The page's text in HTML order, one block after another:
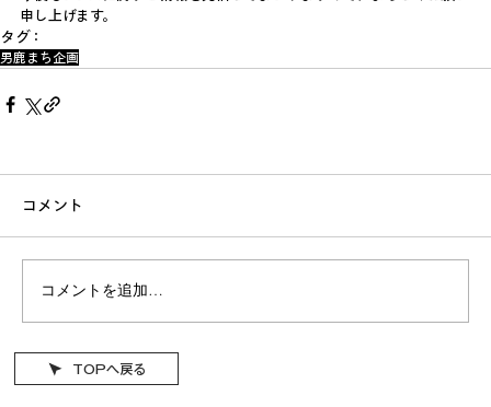
申し上げます。
タグ：
男鹿まち企画
コメント
コメントを追加…
TOPへ戻る